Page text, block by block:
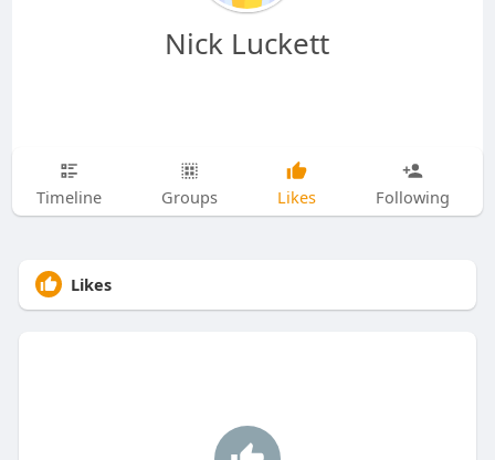
Nick Luckett
Timeline Groups Likes Following
Likes